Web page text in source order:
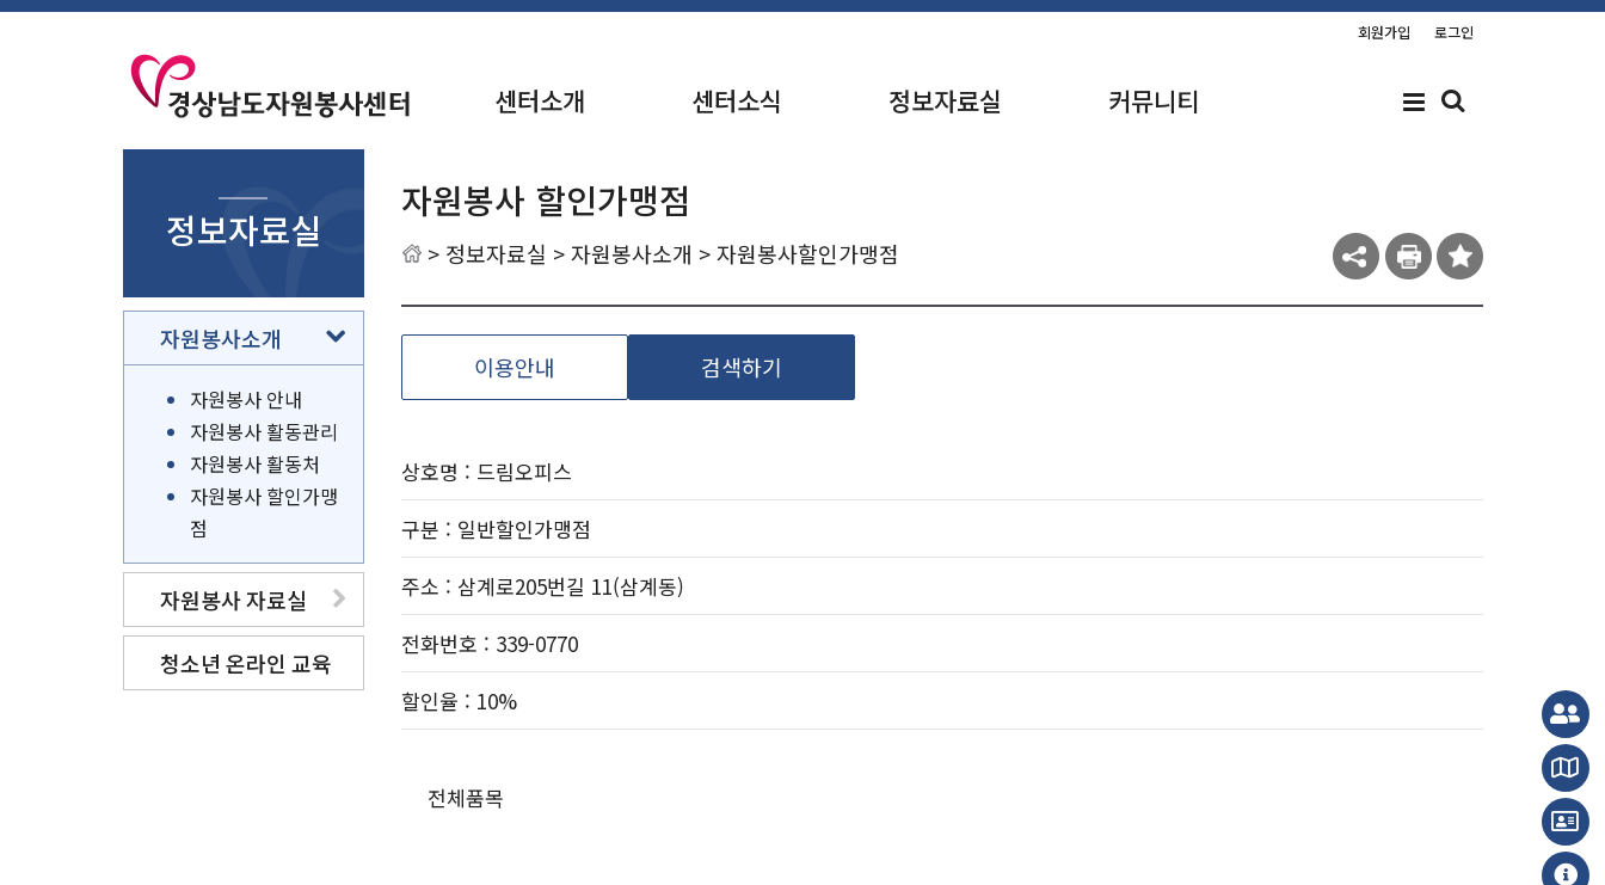
회원가입 로그인
센터소개 센터소식 정보자료실 커뮤니티
정보자료실
자원봉사소개
자원봉사 안내
자원봉사 활동관리
자원봉사 활동처
자원봉사 할인가맹
점
자원봉사 자료실
청소년 온라인 교육
자원봉사 할인가맹점
> 정보자료실 >자원봉사소개 > 자원봉사할인가맹점
이용안내 검색하기
상호명 : 드림오피스
구분 : 일반할인가맹점
주소 : 삼계로205번길 11(삼계동)
전화번호 : 339-0770
할인율 : 10%
전체품목